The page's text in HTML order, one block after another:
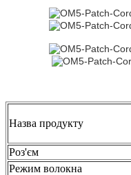
Назва продукту
Роз'єм
Режим волокна